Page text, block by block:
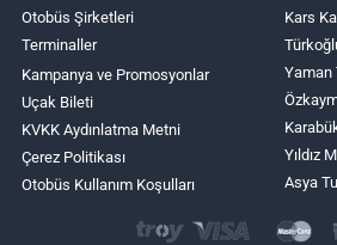
Otobüs Şirketleri
Terminaller
Kampanya ve Promosyonlar
Uçak Bileti
KVKK Aydınlatma Metni
Çerez Politikası
Otobüs Kullanım Koşulları
Kars
Yaman
Yıldız
Asya